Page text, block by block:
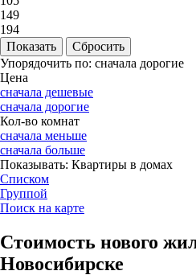
149
194
Упорядочить по: сначала дорогие
Цена
сначала дешевые
сначала дорогие
Кол-во комнат
сначала меньше
сначала больше
Показывать: Квартиры в домах
Списком
Группой
Поиск на карте
Стоимость нового
Новосибирске